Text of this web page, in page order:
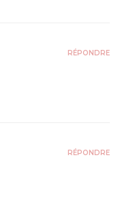
RÉPONDRE
RÉPONDRE